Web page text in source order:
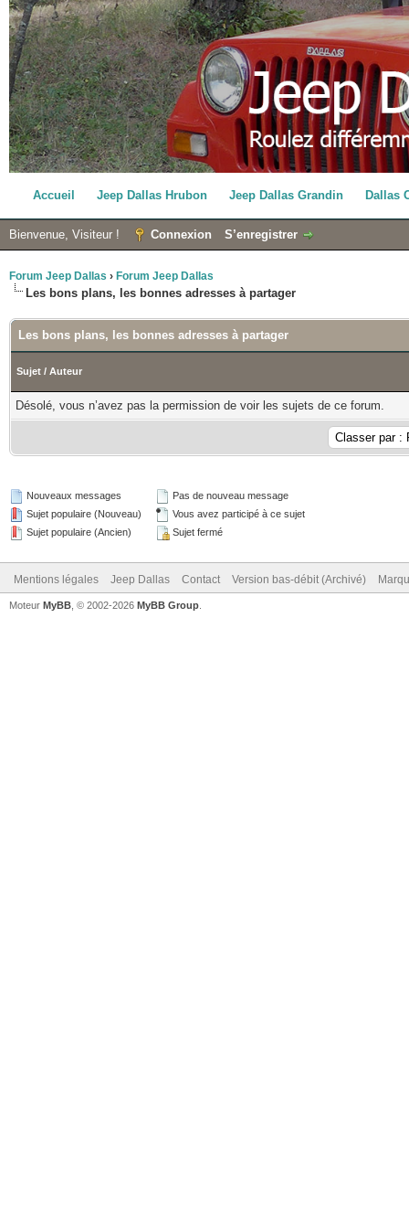
Accueil Jeep Dallas Hrubon Jeep Dallas Grandin Dallas
Bienvenue, Visiteur ! Connexion S’enregistrer
Forum Jeep Dallas › Forum Jeep Dallas
Les bons plans, les bonnes adresses à partager
Les bons plans, les bonnes adresses à partager
Sujet / Auteur
Désolé, vous n’avez pas la permission de voir les sujets de ce forum.
Nouveaux messages
Sujet populaire (Nouveau)
Sujet populaire (Ancien)
Pas de nouveau message
Vous avez participé à ce sujet
Sujet fermé
Mentions légales Jeep Dallas Contact Version bas-débit (Archivé)
Moteur MyBB , © 2002-2026 MyBB Group